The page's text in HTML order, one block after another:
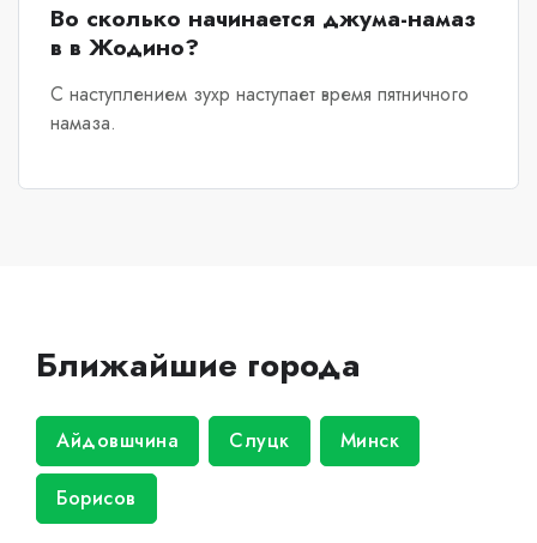
Во сколько начинается джума-намаз
в в Жодино?
С наступлением зухр наступает время пятничного
намаза.
Ближайшие города
Айдовшчина Слуцк Минск
Борисов